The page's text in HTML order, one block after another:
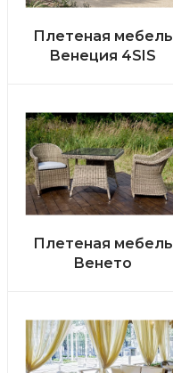
Плетеная мебель
Венеция 4SIS
Плетеная мебель
Венето